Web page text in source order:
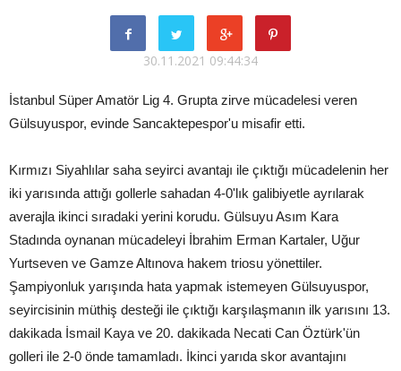
30.11.2021 09:44:34
İstanbul Süper Amatör Lig 4. Grupta zirve mücadelesi veren
Gülsuyuspor, evinde Sancaktepespor'u misafir etti.
Kırmızı Siyahlılar saha seyirci avantajı ile çıktığı mücadelenin her
iki yarısında attığı gollerle sahadan 4-0'lık galibiyetle ayrılarak
averajla ikinci sıradaki yerini korudu. Gülsuyu Asım Kara
Stadında oynanan mücadeleyi İbrahim Erman Kartaler, Uğur
Yurtseven ve Gamze Altınova hakem triosu yönettiler.
Şampiyonluk yarışında hata yapmak istemeyen Gülsuyuspor,
seyircisinin müthiş desteği ile çıktığı karşılaşmanın ilk yarısını 13.
dakikada İsmail Kaya ve 20. dakikada Necati Can Öztürk'ün
golleri ile 2-0 önde tamamladı. İkinci yarıda skor avantajını